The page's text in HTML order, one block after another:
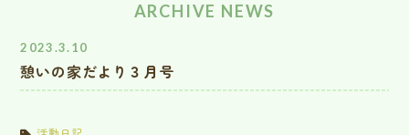
ARCHIVE NEWS
2023.3.10
憩いの家だより３月号